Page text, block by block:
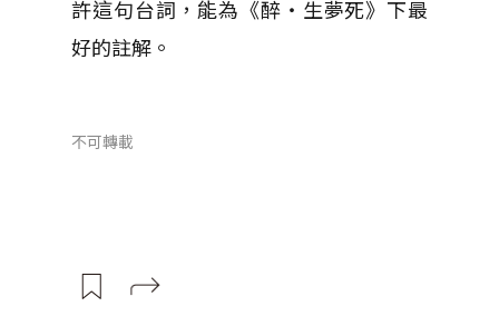
許這句台詞，能為《醉‧生夢死》下最
好的註解。
不可轉載